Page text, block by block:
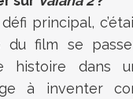
principal,
du film se
histoire dans
à inventer